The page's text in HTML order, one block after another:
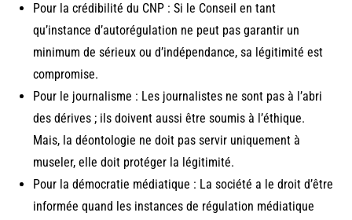
Pour la crédibilité du CNP : Si le Conseil en tant
qu’instance d’autorégulation ne peut pas garantir un
minimum de sérieux ou d’indépendance, sa légitimité est
compromise.
Pour le journalisme : Les journalistes ne sont pas à l’abri
des dérives ; ils doivent aussi être soumis à l’éthique.
Mais, la déontologie ne doit pas servir uniquement à
museler, elle doit protéger la légitimité.
Pour la démocratie médiatique : La société a le droit d’être
informée quand les instances de régulation médiatique